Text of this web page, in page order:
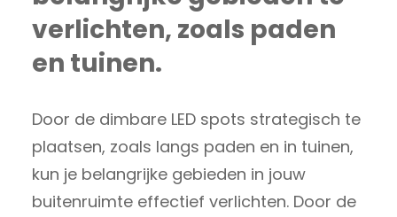
verlichten, zoals paden
en tuinen.
Door de dimbare LED spots strategisch te
plaatsen, zoals langs paden en in tuinen,
kun je belangrijke gebieden in jouw
buitenruimte effectief verlichten. Door de